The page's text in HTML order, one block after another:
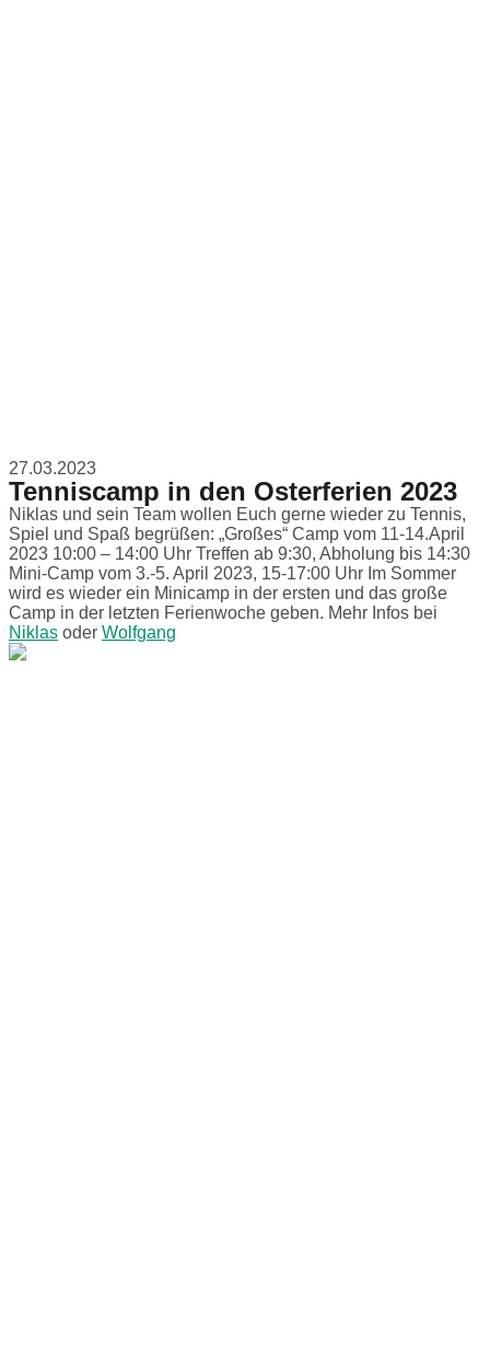
27.03.2023
Tenniscamp in den Osterferien 2023
Niklas und sein Team wollen Euch gerne wieder zu Tennis,
Spiel und Spaß begrüßen: „Großes“ Camp vom 11-14.April
2023 10:00 – 14:00 Uhr Treffen ab 9:30, Abholung bis 14:30
Mini-Camp vom 3.-5. April 2023, 15-17:00 Uhr Im Sommer
wird es wieder ein Minicamp in der ersten und das große
Camp in der letzten Ferienwoche geben. Mehr Infos bei
Niklas oder Wolfgang